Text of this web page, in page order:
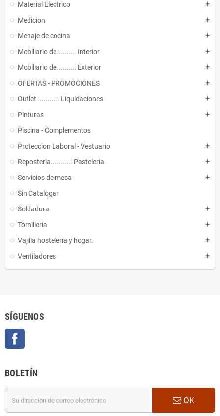
Material Electrico add
Medicion add
Menaje de cocina add
Mobiliario de.......... Interior add
Mobiliario de.......... Exterior add
OFERTAS - PROMOCIONES add
Outlet ........... Liquidaciones add
Pinturas add
Piscina - Complementos
Proteccion Laboral - Vestuario
add
Reposteria........... Pasteleria add
Servicios de mesa add
Sin Catalogar
Soldadura
add
Tornilleria add
Vajilla hosteleria y hogar. add
Ventiladores add
SÍGUENOS
BOLETÍN
OK